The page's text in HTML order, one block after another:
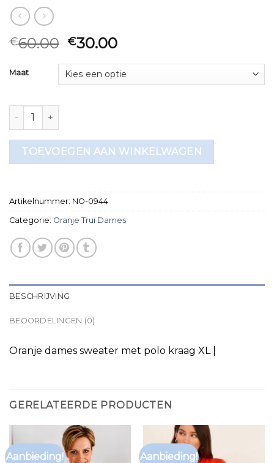
€60.00 €30.00
Maat
oranje trui dames aantal
TOEVOEGEN AAN WINKELWAGEN
Artikelnummer: NO-0944
Categorie: Oranje Trui Dames
BESCHRIJVING
BEOORDELINGEN (0)
Oranje dames sweater met polo kraag XL |
GERELATEERDE PRODUCTEN
Aanbieding! Aanbieding!